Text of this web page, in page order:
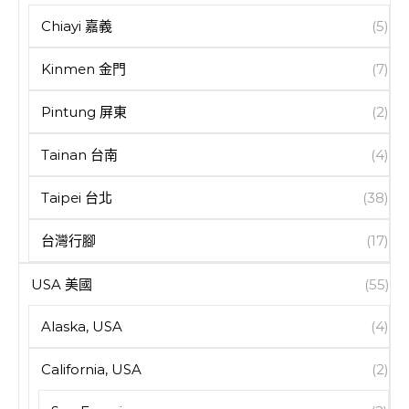
Chiayi 嘉義 (5)
Kinmen 金門 (7)
Pintung 屏東 (2)
Tainan 台南 (4)
Taipei 台北 (38)
台灣行腳 (17)
USA 美國 (55)
Alaska, USA (4)
California, USA (2)